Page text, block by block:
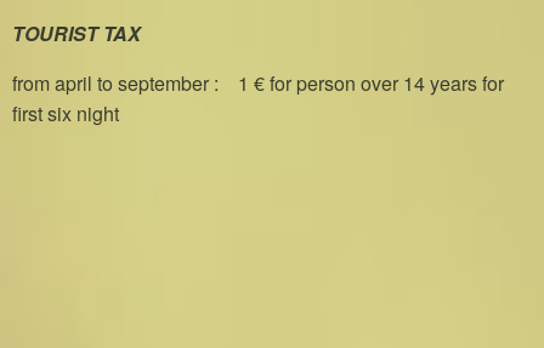
TOURIST TAX
from april to september : 1 € for person over 14 years for
first six night